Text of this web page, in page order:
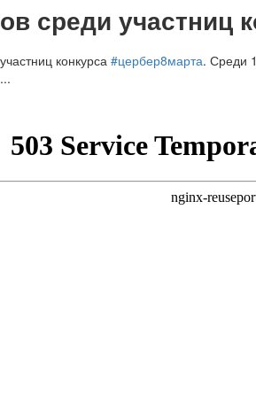
среди участниц
конкурса #цербер8марта. Среди